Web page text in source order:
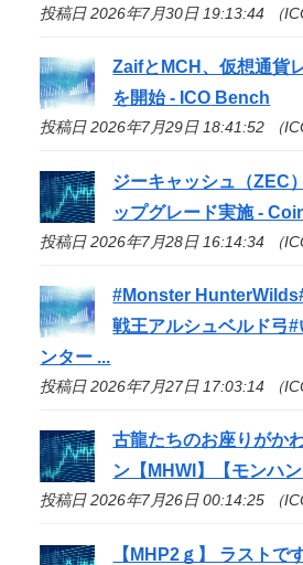
投稿日 2026年7月30日 19:13:44 （
ZaifとMCH、仮想通貨
を開始 - ICO Bench
投稿日 2026年7月29日 18:41:52 （
ジーキャッシュ（ZEC
ップグレード実施 -
投稿日 2026年7月28日 16:14:34 （
#Monster
戦王アルシュベルド弓
ンター ...
投稿日 2026年7月27日 17:03:14 （
古龍たちのお座りがか
ン【MHWI】【モンハ
投稿日 2026年7月26日 00:14:25 （
【MHP2ｇ】 ラストで